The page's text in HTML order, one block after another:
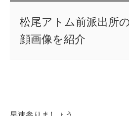
松尾アトム前派出所
顔画像を紹介